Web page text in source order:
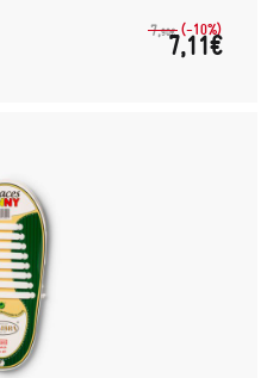
7,90€ (-10%)
7,11€